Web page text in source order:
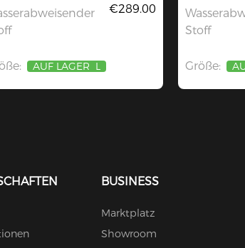
€289.00
AUF LAGER L
Stoff
Größe:
BUSINESS
Marktplatz
Showroom